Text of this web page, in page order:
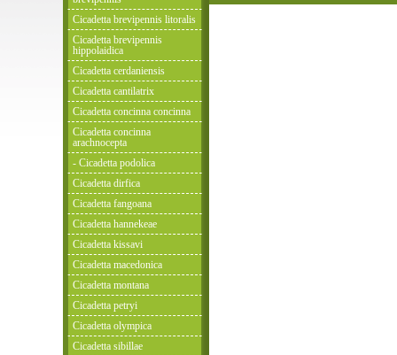
Cicadetta brevipennis litoralis
Cicadetta brevipennis
hippolaidica
Cicadetta cerdaniensis
Cicadetta cantilatrix
Cicadetta concinna concinna
Cicadetta concinna
arachnocepta
- Cicadetta podolica
Cicadetta dirfica
Cicadetta fangoana
Cicadetta hannekeae
Cicadetta kissavi
Cicadetta macedonica
Cicadetta montana
Cicadetta petryi
Cicadetta olympica
Cicadetta sibillae